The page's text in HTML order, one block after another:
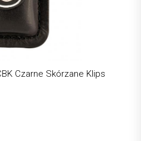
Czarne Skórzane Klips